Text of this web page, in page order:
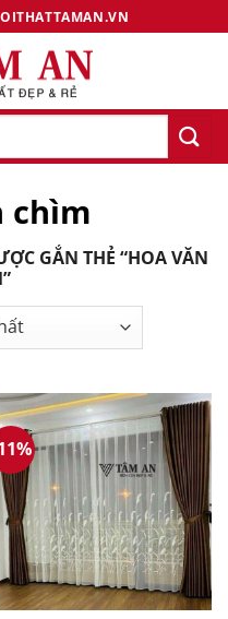
chìm
GẮN THẺ “HOA VĂN